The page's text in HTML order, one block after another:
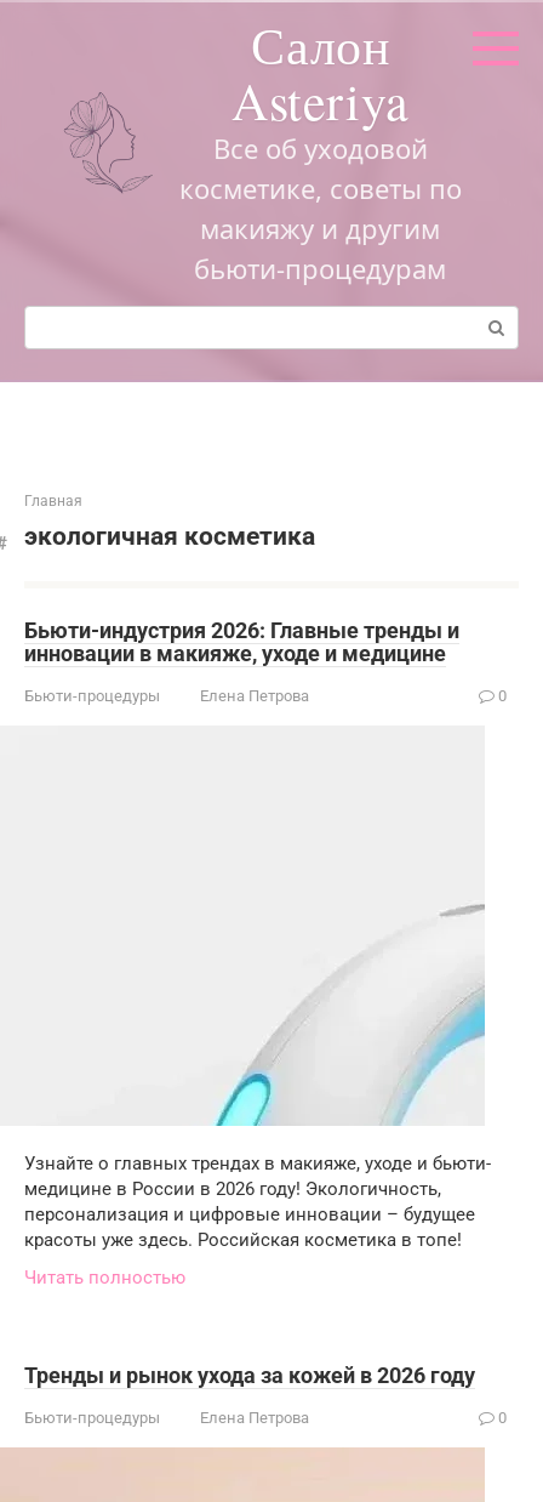
Салон
Asteriya
Все об уходовой
косметике, советы по
макияжу и другим
бьюти-процедурам
Поиск:
Главная
экологичная косметика
Бьюти-индустрия 2026: Главные тренды и
инновации в макияже, уходе и медицине
Бьюти-процедуры Елена Петрова 0
Узнайте о главных трендах в макияже, уходе и бьюти-
медицине в России в 2026 году! Экологичность,
персонализация и цифровые инновации – будущее
красоты уже здесь. Российская косметика в топе!
Читать полностью
Тренды и рынок ухода за кожей в 2026 году
Бьюти-процедуры Елена Петрова 0